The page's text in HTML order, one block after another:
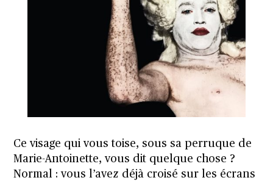
Ce visage qui vous toise, sous sa perruque de
Marie-Antoinette, vous dit quelque chose ?
Normal : vous l’avez déjà croisé sur les écrans